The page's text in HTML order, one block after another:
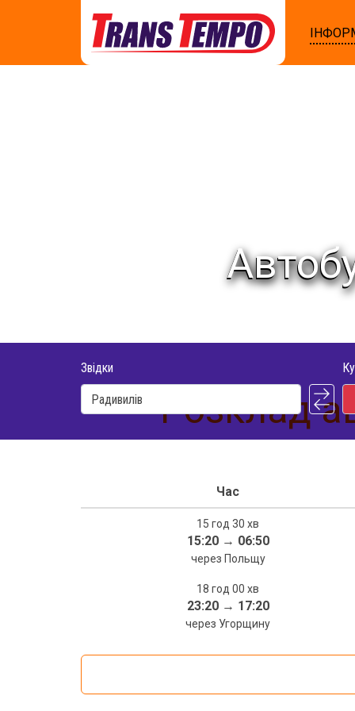
Звідки
Розклад
Час
15 год 30 хв
15:20→ 06:50
через Польщу
18 год 00 хв
23:20→ 17:20
через Угорщину